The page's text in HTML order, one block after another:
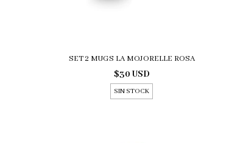
SET 2 MUGS LA MOJORELLE ROSA
$30 USD
SIN STOCK